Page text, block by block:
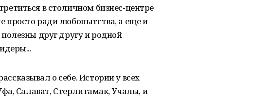
в столичном бизнес-центре
просто ради любопытства, а еще и
друг другу и родной
о себе. Истории у всех
Салават, Стерлитамак, Учалы, и